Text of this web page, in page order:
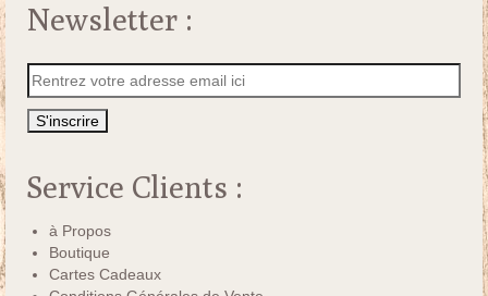
Newsletter :
Service Clients :
à Propos
Boutique
Cartes Cadeaux